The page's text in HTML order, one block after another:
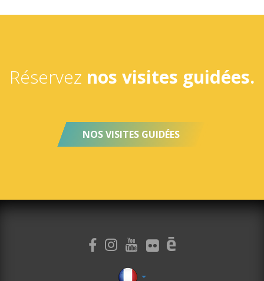
Réservez nos visites guidées.
NOS VISITES GUIDÉES